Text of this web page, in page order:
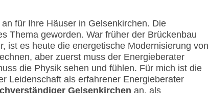
für Ihre Häuser in Gelsenkirchen. Die
Thema geworden. War früher der Brückenbau
ist es heute die energetische Modernisierung von
aber zuerst muss der Energieberater
die Physik sehen und fühlen. Für mich ist die
Leidenschaft als erfahrener Energieberater
Gelsenkirchen an, als